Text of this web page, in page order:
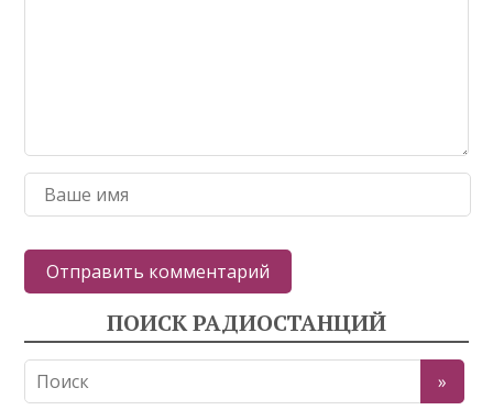
ПОИСК РАДИОСТАНЦИЙ